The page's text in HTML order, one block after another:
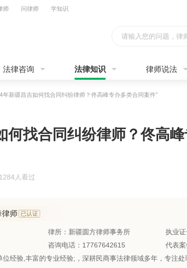
师 问律师 学知识
请输入您的问题，律
法律咨询 法律知识 律师说法
年新疆昌吉如何找合同纠纷律师？佟高峰专办多类合同案件”
何找合同纠纷律师？佟高
1284人看过
律师 已认证
律所：新疆圆方律师事务所
执业
咨询电话：17767642615
代表